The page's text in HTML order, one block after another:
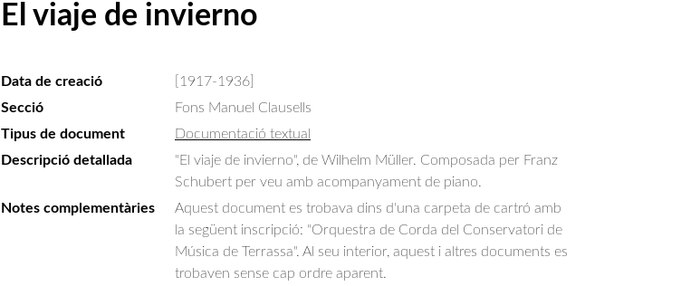
El viaje de invierno
Data de creació
[1917-1936]
Secció
Fons Manuel Clausells
Tipus de document
Documentació textual
Descripció detallada
"El viaje de invierno", de Wilhelm Müller. Composada per Franz
Schubert per veu amb acompanyament de piano.
Notes complementàries
Aquest document es trobava dins d'una carpeta de cartró amb
la següent inscripció: "Orquestra de Corda del Conservatori de
Música de Terrassa". Al seu interior, aquest i altres documents es
trobaven sense cap ordre aparent.